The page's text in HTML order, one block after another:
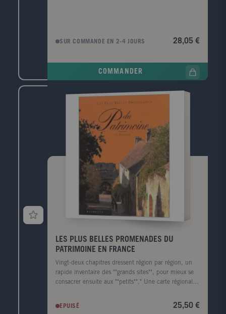
SUR COMMANDE EN 2-4 JOURS 28,05 €
COMMANDER
LES PLUS BELLES PROMENADES DU
PATRIMOINE EN FRANCE
Vingt-deux chapitres dressent région par région, un
rapide inventaire des ""grands sites"", pour mieux se
consacrer ensuite aux ""petits""." Une carte régionale,
situe clairement chaque promenade. Les cent
cinquante promenades originales, autour des grands
EPUISÉ 25,50 €